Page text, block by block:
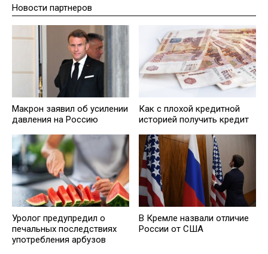
Новости партнеров
Макрон заявил об усилении
давления на Россию
Кaк с плохой кредитной
историей получить кредит
Уролог предупредил о
печальных последствиях
употребления арбузов
В Кремле назвали отличие
России от США